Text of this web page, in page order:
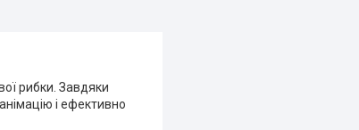
рибки. Завдяки
і ефективно